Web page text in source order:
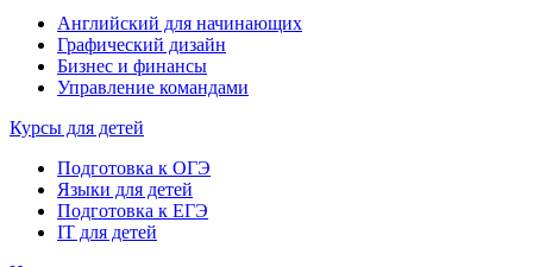
Английский для начинающих
Графический дизайн
Бизнес и финансы
Управление командами
Курсы для детей
Подготовка к ОГЭ
Языки для детей
Подготовка к ЕГЭ
IT для детей